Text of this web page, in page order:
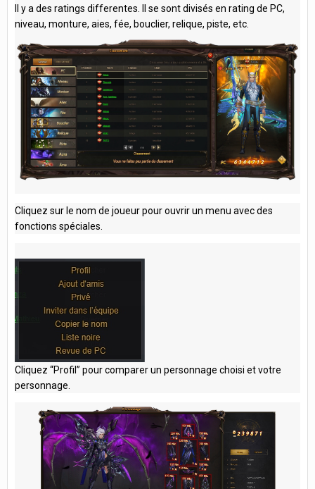
Il y a des ratings differentes. Il se sont divisés en rating de PC,
niveau, monture, aies, fée, bouclier, relique, piste, etc.
Cliquez sur le nom de joueur pour ouvrir un menu avec des
fonctions spéciales.
Cliquez “Profil” pour comparer un personnage choisi et votre
personnage.